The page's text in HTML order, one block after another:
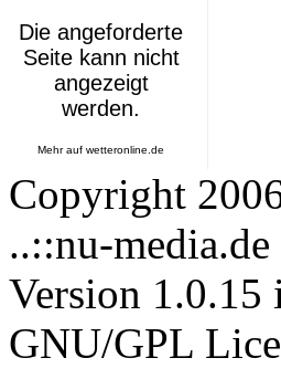
Mehr aufwetteronline.de
Copyright
..::nu-
Version 1.0.15
GNU/GPL